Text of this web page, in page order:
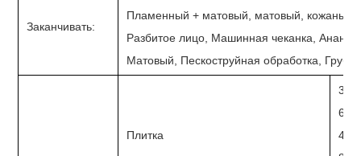
Заканчивать:
Пламенный + матовый, матовый, кожаный,
Разбитое лицо, Машинная чеканка,
Матовый, Пескоструйная обработка,
Плитка